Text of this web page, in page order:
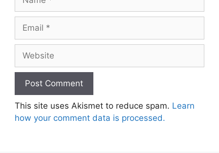
Email
Website
This site uses Akismet to reduce spam. Learn
how your comment data is processed.